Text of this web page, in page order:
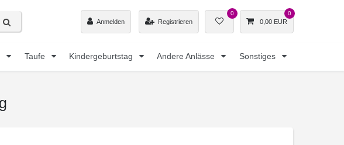
Anmelden Registrieren
0 0
0,00 EUR
Taufe Kindergeburtstag Andere Anlässe Sonstiges